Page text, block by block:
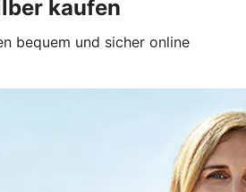
kaufen
bequem und sicher online